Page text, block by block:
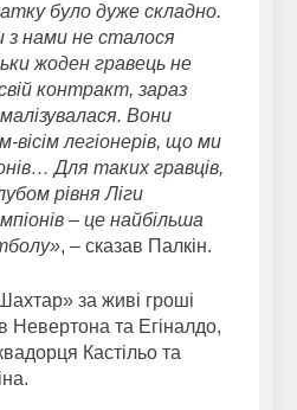
було дуже складно.
з нами не сталося
жоден гравець не
контракт, зараз
Вони
вісім легіонерів, що ми
Для таких гравців,
рівня Ліги
– це найбільша
, – сказав Палкін.
за живі гроші
Невертона та Егіналдо,
Кастільо та